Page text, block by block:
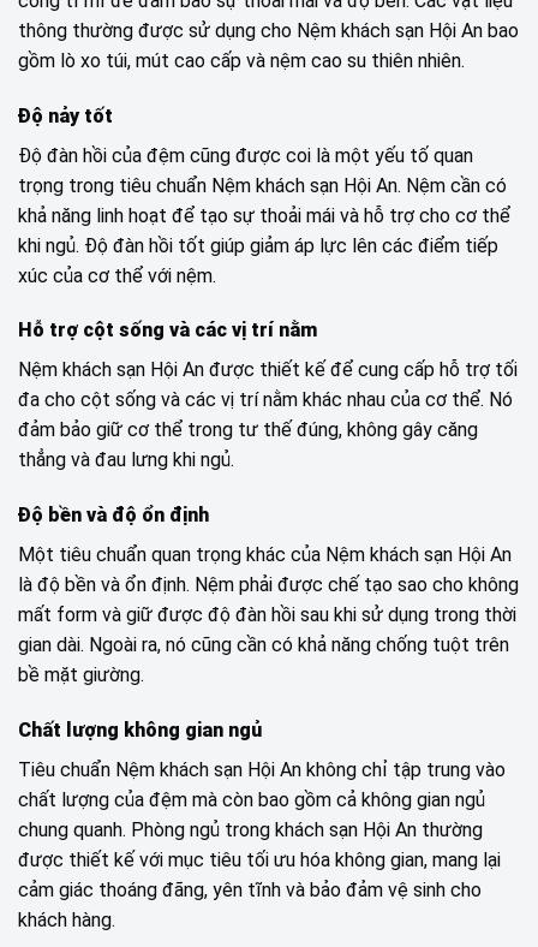
thông thường được sử dụng cho Nệm khách sạn Hội An bao
gồm lò xo túi, mút cao cấp và nệm cao su thiên nhiên.
Độ nảy tốt
Độ đàn hồi của đệm cũng được coi là một yếu tố quan
trọng trong tiêu chuẩn Nệm khách sạn Hội An. Nệm cần có
khả năng linh hoạt để tạo sự thoải mái và hỗ trợ cho cơ thể
khi ngủ. Độ đàn hồi tốt giúp giảm áp lực lên các điểm tiếp
xúc của cơ thể với nệm.
Hỗ trợ cột sống và các vị trí nằm
Nệm khách sạn Hội An được thiết kế để cung cấp hỗ trợ tối
đa cho cột sống và các vị trí nằm khác nhau của cơ thể. Nó
đảm bảo giữ cơ thể trong tư thế đúng, không gây căng
thẳng và đau lưng khi ngủ.
Độ bền và độ ổn định
Một tiêu chuẩn quan trọng khác của Nệm khách sạn Hội An
là độ bền và ổn định. Nệm phải được chế tạo sao cho không
mất form và giữ được độ đàn hồi sau khi sử dụng trong thời
gian dài. Ngoài ra, nó cũng cần có khả năng chống tuột trên
bề mặt giường.
Chất lượng không gian ngủ
Tiêu chuẩn Nệm khách sạn Hội An không chỉ tập trung vào
chất lượng của đệm mà còn bao gồm cả không gian ngủ
chung quanh. Phòng ngủ trong khách sạn Hội An thường
được thiết kế với mục tiêu tối ưu hóa không gian, mang lại
cảm giác thoáng đãng, yên tĩnh và bảo đảm vệ sinh cho
khách hàng.